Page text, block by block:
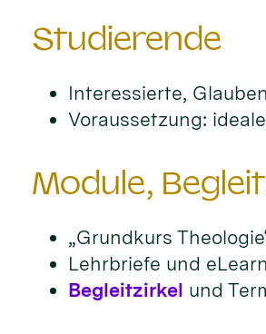
Studierende
Interessierte,
Voraussetzung:
Module,
„Grundkurs
Lehrbriefe und
Begleitzirkel und